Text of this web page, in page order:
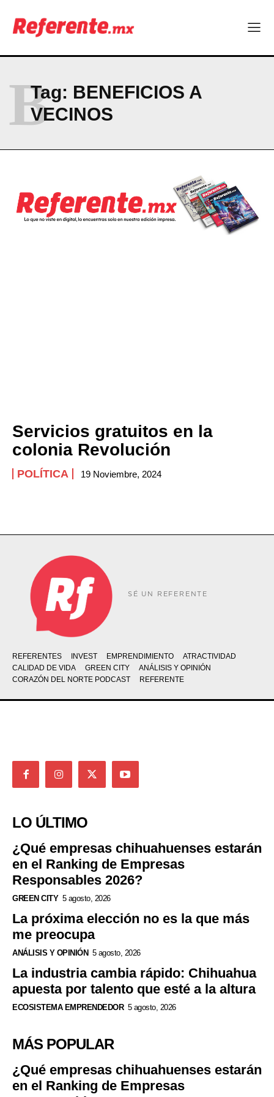
Company
PRIVACY POLICY
NEWSLETTER
Tag: BENEFICIOS A
VECINOS
B
Servicios gratuitos en la
colonia Revolución
POLÍTICA 19 Noviembre, 2024
SÉ UN REFERENTE
REFERENTES INVEST EMPRENDIMIENTO
ATRACTIVIDAD
CALIDAD DE VIDA
GREEN CITY
ANÁLISIS Y OPINIÓN
CORAZÓN DEL NORTE PODCAST
REFERENTE
LO ÚLTIMO
¿Qué empresas chihuahuenses estarán
en el Ranking de Empresas
Responsables 2026?
GREEN CITY 5 agosto, 2026
La próxima elección no es la que más
me preocupa
ANÁLISIS Y OPINIÓN 5 agosto, 2026
La industria cambia rápido: Chihuahua
apuesta por talento que esté a la altura
ECOSISTEMA EMPRENDEDOR 5 agosto, 2026
MÁS POPULAR
¿Qué empresas chihuahuenses estarán
en el Ranking de Empresas